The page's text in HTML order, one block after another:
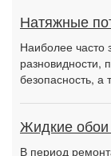
Натяжные
Наиболее часто
разновидности,
безопасность, а
Жидкие обои
В период